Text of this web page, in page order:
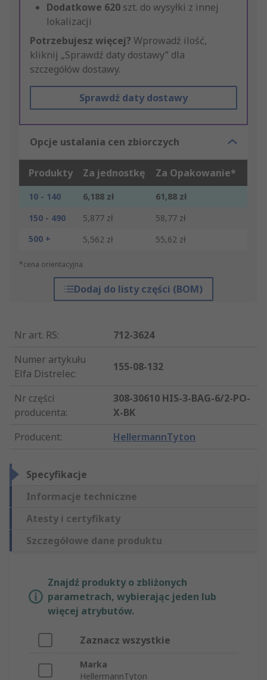
Dodatkowe 620 szt. do wysyłki z innej
lokalizacji
Potrzebujesz więcej? Wprowadź ilość,
kliknij „Sprawdź daty dostawy” dla
szczegółów dostawy.
Sprawdź daty dostawy
Opcje ustalania cen zbiorczych
Produkty Za jednostkę Za Opakowanie*
10 - 140 6,188 zł
61,88 zł
150 - 490
5,877 zł
58,77 zł
500 +
5,562 zł 55,62 zł
*cena orientacyjna
Dodaj do listy części (BOM)
Nr art. RS:
712-3624
Numer artykułu
Elfa Distrelec:
155-08-132
Nr części
producenta:
308-30610 HIS-3-BAG-6/2-PO-
X-BK
Producent: HellermannTyton
Specyfikacje
Informacje techniczne
Atesty i certyfikaty
Szczegółowe dane produktu
Znajdź produkty o zbliżonych
parametrach, wybierając jeden lub
więcej atrybutów.
Zaznacz wszystkie
Marka
HellermannTyton